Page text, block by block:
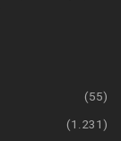
(55)
(1.231)